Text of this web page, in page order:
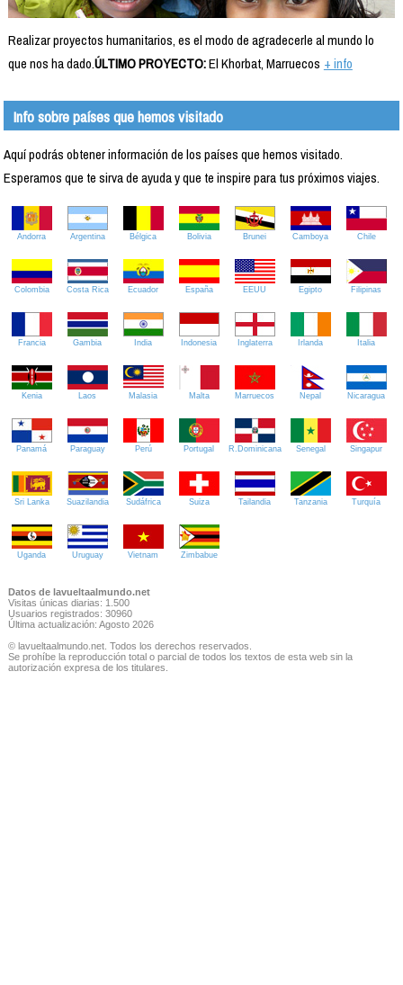
Realizar proyectos humanitarios, es el modo de agradecerle al mundo lo
que nos ha dado.ÚLTIMO PROYECTO:El Khorbat, Marruecos + info
Info sobre países que hemos visitado
Aquí podrás obtener información de los países que hemos visitado.
Esperamos que te sirva de ayuda y que te inspire para tus próximos viajes.
Andorra Argentina Bélgica Bolivia Brunei Camboya Chile
Colombia Costa Rica Ecuador España EEUU Egipto Filipinas
Francia Gambia India Indonesia Inglaterra Irlanda Italia
Kenia Laos Malasia Malta Marruecos Nepal Nicaragua
Panamá Paraguay Perú Portugal R.Dominicana Senegal Singapur
Sri Lanka Suazilandia Sudáfrica Suiza Tailandia Tanzania Turquía
Uganda Uruguay Vietnam Zimbabue
Datos de lavueltaalmundo.net
Visitas únicas diarias: 1.500
Usuarios registrados: 30960
Última actualización: Agosto 2026
© lavueltaalmundo.net. Todos los derechos reservados.
Se prohíbe la reproducción total o parcial de todos los textos de esta web sin la
autorización expresa de los titulares.